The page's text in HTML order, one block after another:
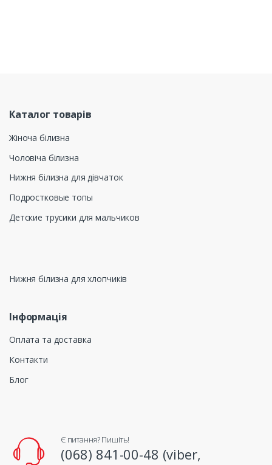
Каталог товарів
Жіноча білизна
Чоловіча білизна
Нижня білизна для дівчаток
Подростковые топы
Детские трусики для мальчиков
Нижня білизна для хлопчиків
Інформація
Оплата та доставка
Контакти
Блог
Є питання? Пишіть!
(068) 841-00-48 (viber,